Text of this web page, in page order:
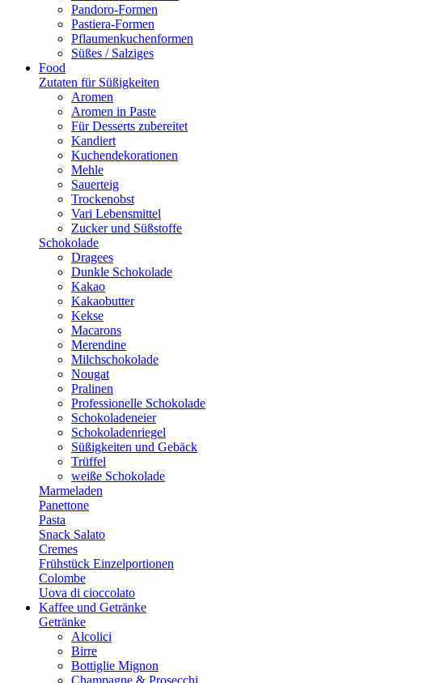
Pandoro-Formen
Pastiera-Formen
Pflaumenkuchenformen
Süßes / Salziges
Food
Zutaten für Süßigkeiten
Aromen
Aromen in Paste
Für Desserts zubereitet
Kandiert
Kuchendekorationen
Mehle
Sauerteig
Trockenobst
Vari Lebensmittel
Zucker und Süßstoffe
Schokolade
Dragees
Dunkle Schokolade
Kakao
Kakaobutter
Kekse
Macarons
Merendine
Milchschokolade
Nougat
Pralinen
Professionelle Schokolade
Schokoladeneier
Schokoladenriegel
Süßigkeiten und Gebäck
Trüffel
weiße Schokolade
Marmeladen
Panettone
Pasta
Snack Salato
Cremes
Frühstück Einzelportionen
Colombe
Uova di cioccolato
Kaffee und Getränke
Getränke
Alcolici
Birre
Bottiglie Mignon
Champagne & Prosecchi